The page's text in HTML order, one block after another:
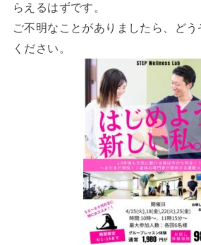
らえるはずです。
ご不明なことがありましたら、ど
ください。